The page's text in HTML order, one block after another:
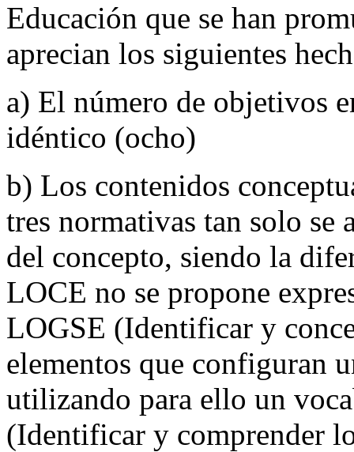
Educación que se han
aprecian los siguientes
a) El número de objetivos
idéntico (ocho)
b) Los contenidos
tres normativas tan solo
del concepto, siendo la
LOCE no se propone
LOGSE (Identificar y
elementos que configuran
utilizando para ello un
(Identificar y comprender